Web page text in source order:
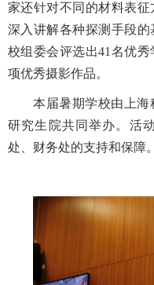
家还针对不同的材料表
深入讲解各种探测手段
校组委会评选出41名优
项优秀摄影作品。
本届暑期学校由上
研究生院共同举办。活
处、财务处的支持和保障。